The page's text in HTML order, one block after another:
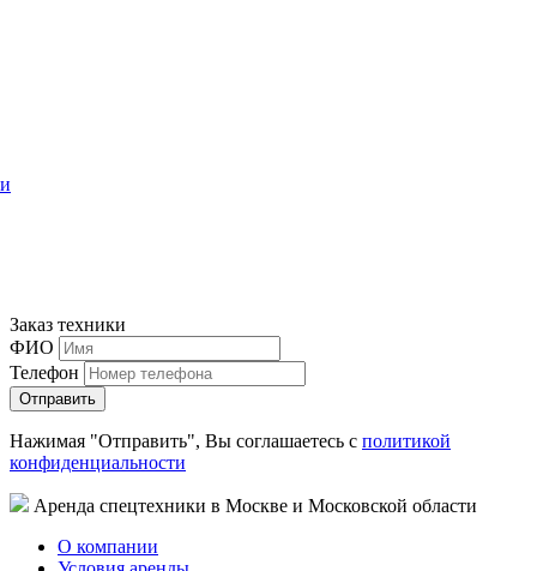
Заказ техники
ФИО
Телефон
Нажимая "Отправить", Вы соглашаетесь с политикой
конфиденциальности
Аренда спецтехники в Москве и Московской области
О компании